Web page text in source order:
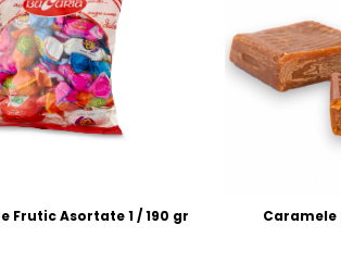
Bomboane Frutic Asortate 1 / 190 gr